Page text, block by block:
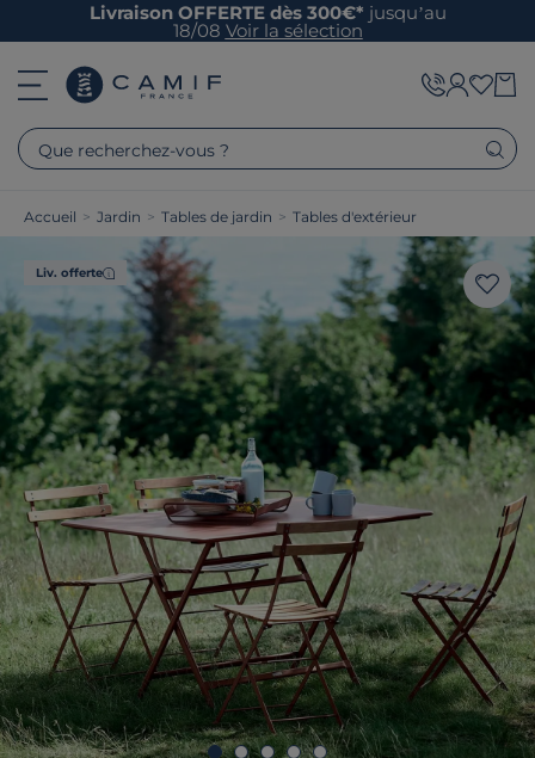
Livraison OFFERTE dès 300€* jusqu’au
18/08 Voir la sélection
Que recherchez-vous ?
Accueil > Jardin > Tables de jardin > Tables d'extérieur
Liv. offerte